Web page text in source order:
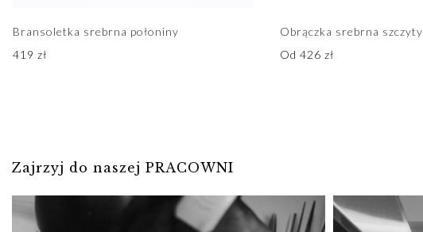
Bransoletka srebrna połoniny
419 zł
Obrączka srebrna szczyty
Od 426 zł
Zajrzyj do naszej PRACOWNI